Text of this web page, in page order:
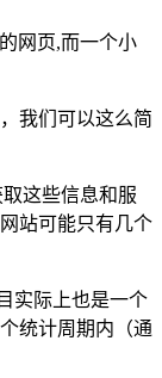
网页,而一个小
我们可以这么简
这些信息和服
站可能只有几个
实际上也是一个
统计周期内（通